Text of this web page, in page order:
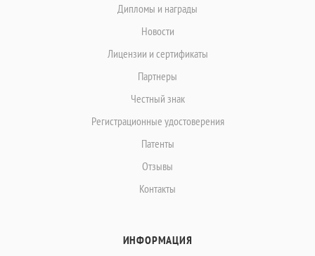
Дипломы и награды
Новости
Лицензии и сертификаты
Партнеры
Честный знак
Регистрационные удостоверения
Патенты
Отзывы
Контакты
ИНФОРМАЦИЯ